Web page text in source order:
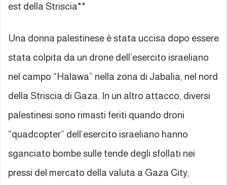
est della Striscia**
Una donna palestinese è stata uccisa dopo essere
stata colpita da un drone dell’esercito israeliano
nel campo “Halawa” nella zona di Jabalia, nel nord
della Striscia di Gaza. In un altro attacco, diversi
palestinesi sono rimasti feriti quando droni
“quadcopter” dell’esercito israeliano hanno
sganciato bombe sulle tende degli sfollati nei
pressi del mercato della valuta a Gaza City,